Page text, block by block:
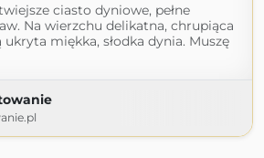
ciasto dyniowe, pełne
Na wierzchu delikatna, chrupiąca
miękka, słodka dynia. Muszę